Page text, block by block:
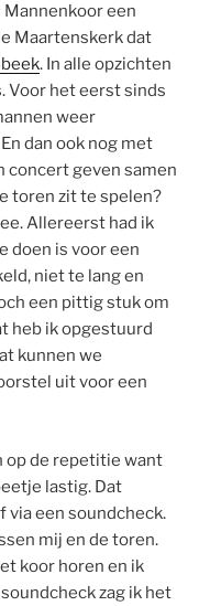
een
Maartenskerk dat
. In alle opzichten
Voor het eerst sinds
weer
dan ook nog met
concert geven samen
toren zit te spelen?
Allereerst had ik
doen is voor een
niet te lang en
een pittig stuk om
heb ik opgestuurd
kunnen we
uit voor een
op de repetitie want
lastig. Dat
via een soundcheck.
mij en de toren.
koor horen en ik
zag ik het